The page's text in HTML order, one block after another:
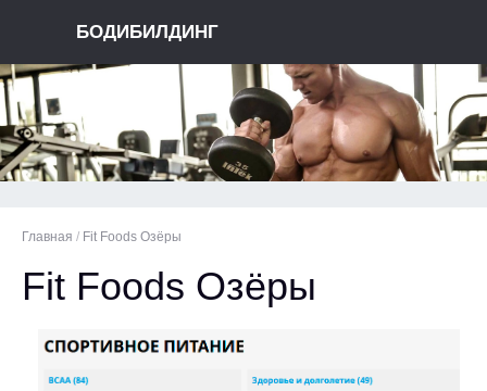
БОДИБИЛДИНГ
Главная / Fit Foods Озёры
Fit Foods Озёры